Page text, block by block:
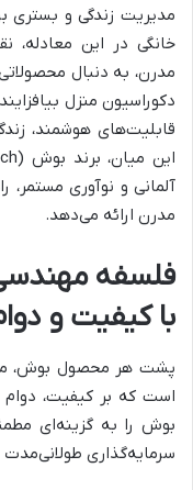
مدیریت زندگی و بستری
خانگی در این معادله،
مدرن، به دنبال
دکوراسیون منزل
قابلیت‌های هوشمند،
آلمانی و نوآوری مستمر،
مدرن ارائه می‌دهد.
فلسفه
با کیفیت و
پشت هر محصول بوش،
است که بر کیفیت، دوام
بوش را به گزینه‌ای
سرمایه‌گذاری